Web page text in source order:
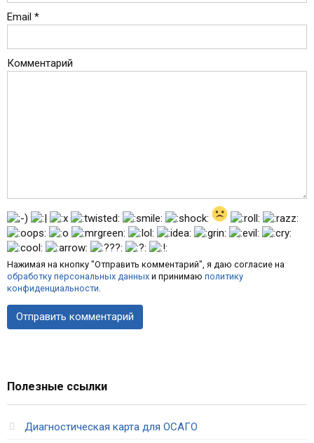
Email *
Комментарий
Нажимая на кнопку "Отправить комментарий", я даю согласие на
обработку персональных данных и принимаю политику
конфиденциальности
Полезные ссылки
Диагностическая карта для ОСАГО